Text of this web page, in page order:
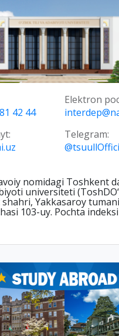
42 44
Elektron
Telegram:
nomidagi Toshkent
universiteti
Yakkasaroy
103-uy. Pochta